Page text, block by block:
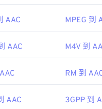
於 AAC 文件通常用作視頻
3DS Playstation 4
： ISO/IEC MPEG 音訊委
AAC MPEG 到
AAC M4V 到
RM 到
AAC 3GPP 到